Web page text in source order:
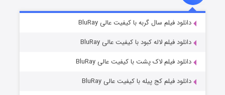
قسمت۷ (زیرنویس) منتشر شد دانلود فیلم سال گربه با کیفیت عالی BluRay
دانلود فیلم لاله کبود با کیفیت عالی BluRay
دانلود فیلم لاک پشت با کیفیت عالی BluRay
دانلود فیلم کج‌ پیله با کیفیت عالی BluRay